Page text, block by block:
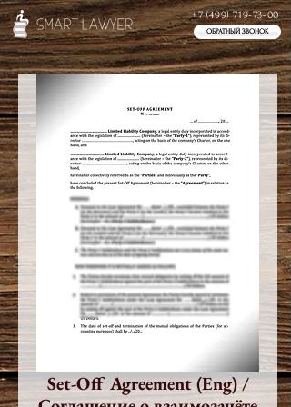
+7 (499) 719-73-00
ОБРАТНЫЙ ЗВОНОК
Set-Off Agreement (Eng) /